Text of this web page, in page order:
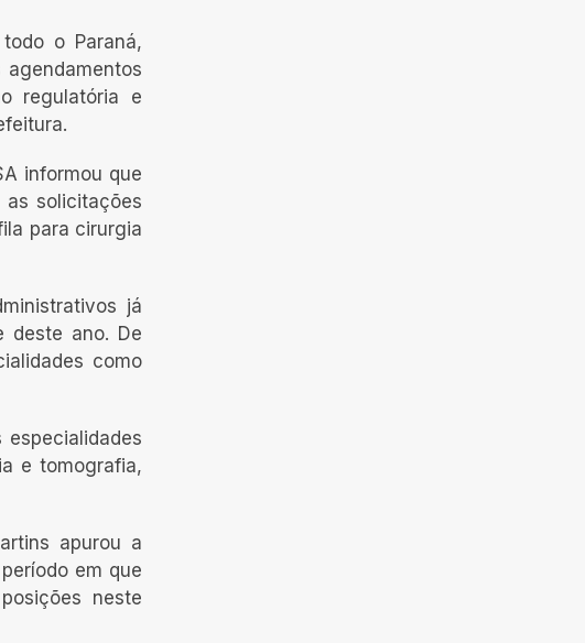
o Paraná,
regulatória e
informou que
as solicitações
para cirurgia
já
deste ano. De
como
e tomografia,
apurou a
em que
neste